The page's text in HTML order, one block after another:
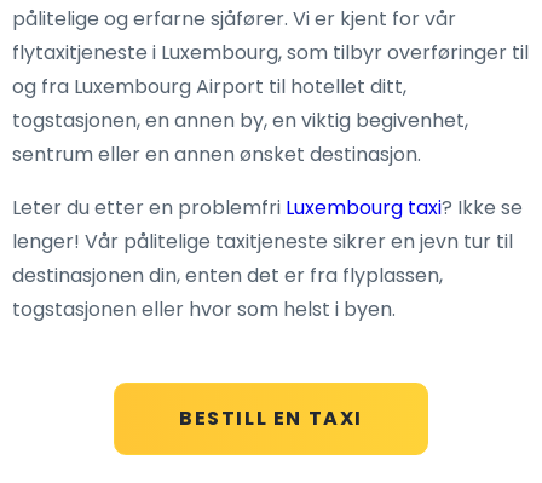
BESTILL EN TAXI
pålitelige og erfarne sjåfører. Vi er kjent for vår
flytaxitjeneste i Luxembourg, som tilbyr overføringer til
og fra Luxembourg Airport til hotellet ditt,
togstasjonen, en annen by, en viktig begivenhet,
sentrum eller en annen ønsket destinasjon.
Leter du etter en problemfri Luxembourg taxi? Ikke se
lenger! Vår pålitelige taxitjeneste sikrer en jevn tur til
destinasjonen din, enten det er fra flyplassen,
togstasjonen eller hvor som helst i byen.